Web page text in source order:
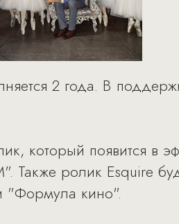
2 года. В
который появится в
ролик Esquire
"Формула кино".